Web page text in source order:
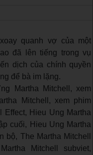
quanh vợ của một
đã lên tiếng trong vụ
dịch của chính quyền
để bà im lặng.
Martha Mitchell, xem
Mitchell, xem phim
Effect, Hieu Ung Martha
cuối, Hieu Ung Martha
bộ, The Martha Mitchell
Mitchell subviet,